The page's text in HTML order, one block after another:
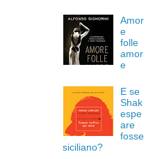
Amor
e
folle
amor
e
E se
Shak
espe
are
fosse
siciliano?